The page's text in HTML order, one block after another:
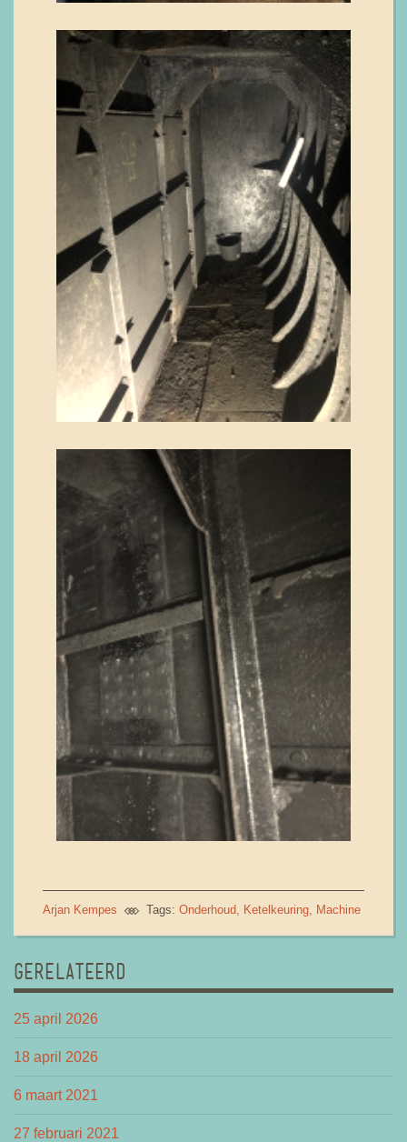
Arjan Kempes Tags: Onderhoud Ketelkeuring Machine
GERELATEERD
25 april 2026
18 april 2026
6 maart 2021
27 februari 2021